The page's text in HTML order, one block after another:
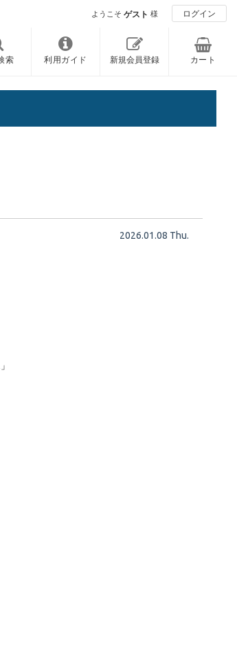
ようこそ ゲスト 様 ログイン
索 利用ガイド 新規会員登録 カート
2026.01.08 Thu.